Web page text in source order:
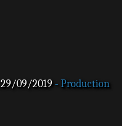
29/09/2019 - Production